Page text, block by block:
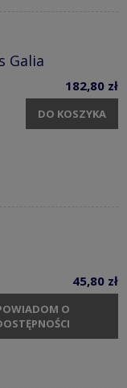
Galia
182,80 zł
DO KOSZYKA
45,80 zł
O